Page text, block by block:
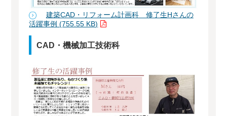
建築CAD・リフォーム計画科 修了生Hさんの
活躍事例 (755.55 KB)
CAD・機械加工技術科